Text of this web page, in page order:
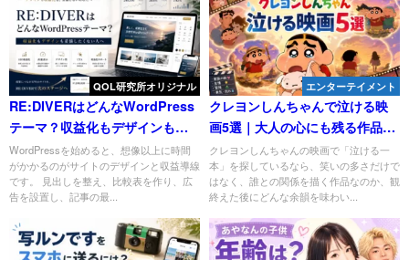
QOL研究所オリジナル
RE:DIVERはどんなWordPress
テーマ？収益化もデザインも妥
協したくない人へ
WordPressを始めると、想像以上に時間
がかかるのがサイトのデザインと収益導線
です。 見出しを整え、比較表を作り、広
告を設置し、記事の最...
エンターテイメント
クレヨンしんちゃんで泣ける映
画5選｜大人の心にも残る作品を
テーマ別に紹介
クレヨンしんちゃんの映画で「泣ける一
本」を探しているなら、笑いの多さだけで
はなく、誰との関係を描く作品なのか、観
終えた後にどんな余韻を味わい...